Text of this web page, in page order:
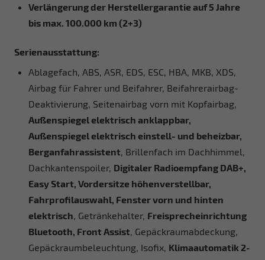
Verlängerung der Herstellergarantie auf 5 Jahre
bis max. 100.000 km (2+3)
Serienausstattung:
Ablagefach, ABS, ASR, EDS, ESC, HBA, MKB, XDS,
Airbag für Fahrer und Beifahrer, Beifahrerairbag-
Deaktivierung, Seitenairbag vorn mit Kopfairbag,
Außenspiegel elektrisch anklappbar,
Außenspiegel elektrisch einstell- und beheizbar,
Berganfahrassistent , Brillenfach im Dachhimmel,
Dachkantenspoiler, Digitaler Radioempfang DAB+,
Easy Start, Vordersitze höhenverstellbar,
Fahrprofilauswahl, Fenster vorn und hinten
elektrisch , Getränkehalter, Freisprecheinrichtung
Bluetooth, Front Assist , Gepäckraumabdeckung,
Gepäckraumbeleuchtung, Isofix, Klimaautomatik 2-